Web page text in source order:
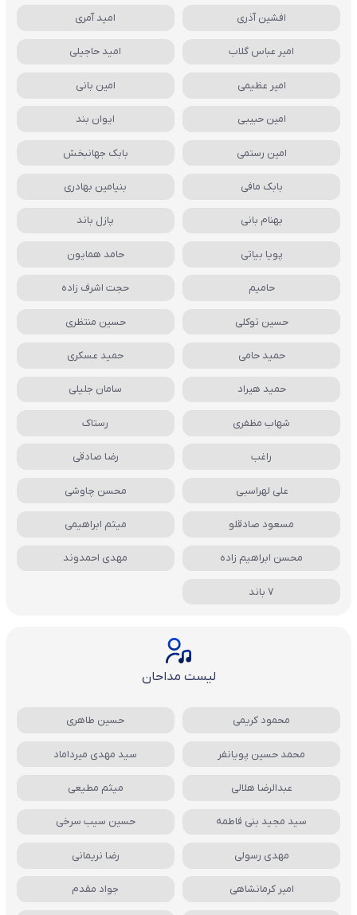
افشین آذری امید آمری
امیر عباس گلاب امید حاجیلی
امیر عظیمی امین بانی
امین حبیبی ایوان بند
امین رستمی بابک جهانبخش
بابک مافی بنیامین بهادری
بهنام بانی پازل باند
پویا بیاتی حامد همایون
حامیم حجت اشرف زاده
حسین توکلی حسین منتظری
حمید حامی حمید عسکری
حمید هیراد سامان جلیلی
شهاب مظفری رستاک
راغب رضا صادقی
علی لهراسبی محسن چاوشی
مسعود صادقلو میثم ابراهیمی
محسن ابراهیم زاده مهدی احمدوند
7 باند
لیست مداحان
محمود کریمی حسین طاهری
محمد حسین پویانفر سید مهدی میرداماد
عبدالرضا هلالی میثم مطیعی
سید مجید بنی فاطمه حسین سیب سرخی
مهدی رسولی رضا نریمانی
امیر کرمانشاهی جواد مقدم